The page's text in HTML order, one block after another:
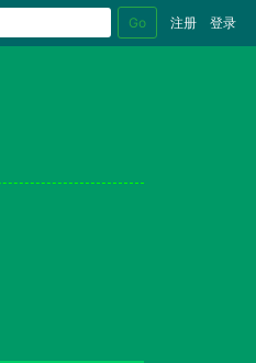
Go 注册 登录